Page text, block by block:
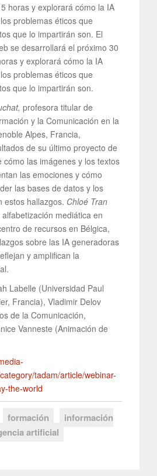
horas y explorará cómo la IA
problemas éticos que
que lo impartirán son. El
se desarrollará el próximo 30
y explorará cómo la IA
problemas éticos que
que lo impartirán son.
profesora titular de
y la Comunicación en la
Alpes, Francia,
de su último proyecto de
cómo las imágenes y los textos
las emociones y cómo
las bases de datos y los
estos hallazgos. Chloé Tran
mediática en
de recursos en Bélgica,
sobre las IA generadoras
y amplifican la
Labelle (Universidad Paul
Francia), Vladimir Delov
de la Comunicación,
Vanneste (Animación de
tadam/article/webinar-
the-world
formación
información
artificial